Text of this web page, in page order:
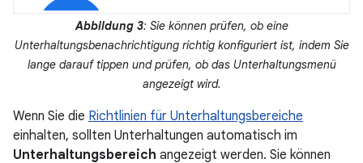
Abbildung 3: Sie können prüfen, ob eine
Unterhaltungsbenachrichtigung richtig konfiguriert ist, indem Sie
lange darauf tippen und prüfen, ob das Unterhaltungsmenü
angezeigt wird.
Wenn Sie die Richtlinien für Unterhaltungsbereiche
einhalten, sollten Unterhaltungen automatisch im
Unterhaltungsbereich angezeigt werden. Sie können